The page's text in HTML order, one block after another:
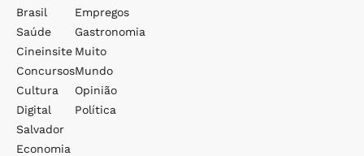
Brasil
Saúde
Cineinsite
Concursos
Cultura
Digital
Salvador
Economia
Empregos
Gastronomia
Muito
Mundo
Opinião
Política